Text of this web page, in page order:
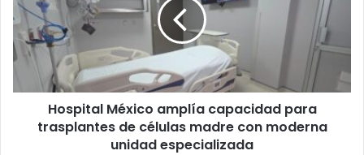
capacidad
para
trasplantes
de
madre
moderna
Hospital México amplía capacidad para
trasplantes de células madre con moderna
unidad especializada